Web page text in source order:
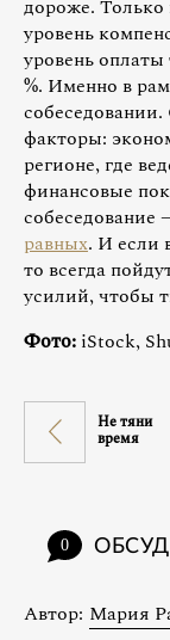
дороже. Только
уровень
уровень оплаты
%. Именно в
факторы:
регионе, где
финансовые
собеседование
равных. И если
то всегда
усилий, чтобы
Фото: iStock,
Не тяни
время
0
Автор: Мария